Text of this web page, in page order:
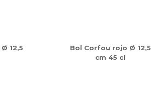
12,5
Bol Corfou rojo Ø 12,5
cm 45 cl